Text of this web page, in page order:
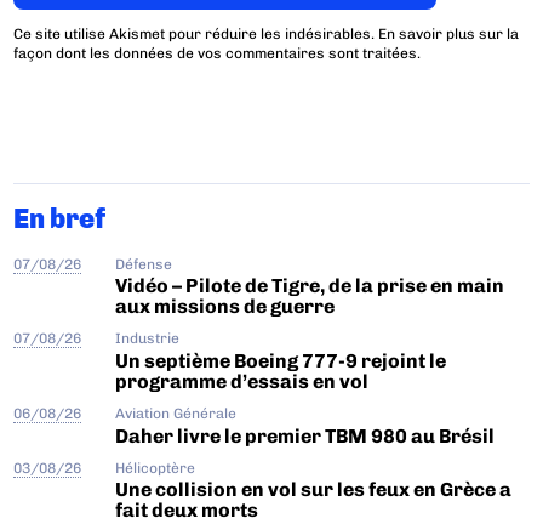
Ce site utilise Akismet pour réduire les indésirables. En savoir plus sur la
façon dont les données de vos commentaires sont traitées.
En bref
07/08/26 Défense
Vidéo – Pilote de Tigre, de la prise en main
aux missions de guerre
07/08/26 Industrie
Un septième Boeing 777-9 rejoint le
programme d’essais en vol
06/08/26 Aviation Générale
Daher livre le premier TBM 980 au Brésil
03/08/26 Hélicoptère
Une collision en vol sur les feux en Grèce a
fait deux morts